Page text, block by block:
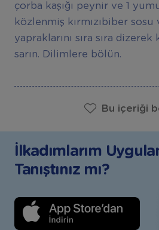
çorba kaşığı peynir ve 1
közlenmiş kırmızıbiber sosu
yapraklarını sıra sıra
sarın. Dilimlere bölün.
Bu içeriği
İlkadımlarım
Tanıştınız mı?